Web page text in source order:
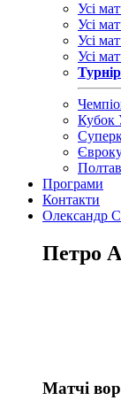
Усі
Усі
Усі
Усі
Кубок
Програми
Контакти
Олександр
Петро
Матчі